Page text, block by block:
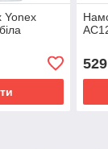
Yonex
529